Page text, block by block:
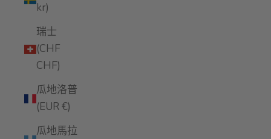
kr)
瑞士
(CHF
CHF)
瓜地洛普
(EUR €)
瓜地馬拉